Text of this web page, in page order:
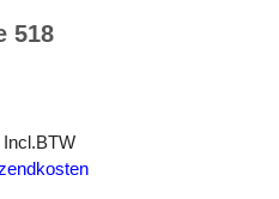
518
Incl.BTW